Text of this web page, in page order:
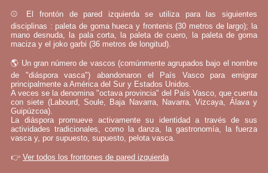
⚾ El frontón de pared izquierda se utiliza para las siguientes
disciplinas : paleta de goma hueca y frontenis (30 metros de largo); la
mano desnuda, la pala corta, la paleta de cuero, la paleta de goma
maciza y el joko garbi (36 metros de longitud).
🌎 Un gran número de vascos (comúnmente agrupados bajo el nombre
de "diáspora vasca") abandonaron el País Vasco para emigrar
principalmente a América del Sur y Estados Unidos.
A veces se la denomina "octava provincia" del País Vasco, que cuenta
con siete (Labourd, Soule, Baja Navarra, Navarra, Vizcaya, Álava y
Guipúzcoa).
La diáspora promueve activamente su identidad a través de sus
actividades tradicionales, como la danza, la gastronomía, la fuerza
vasca y, por supuesto, supuesto, pelota vasca.
👉 Ver todos los frontones de pared izquierda